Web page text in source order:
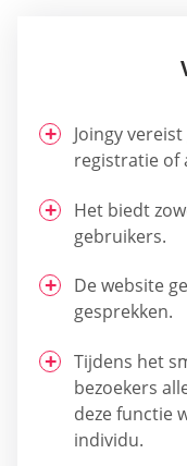
Joingy
registratie of
Het biedt
gebruikers.
De website
gesprekken.
Tijdens het
bezoekers
deze functie
individu.